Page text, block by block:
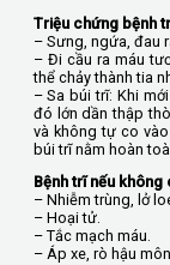
Triệu chứng bệnh
– Sưng, ngứa, đau
– Đi cầu ra máu
thể chảy thành tia
– Sa búi trĩ: Khi
đó lớn dần thập
và không tự co
búi trĩ nằm hoàn
Bệnh trĩ nếu
– Nhiễm trùng, lở
– Hoại tử.
– Tắc mạch máu.
– Áp xe, rò hậu